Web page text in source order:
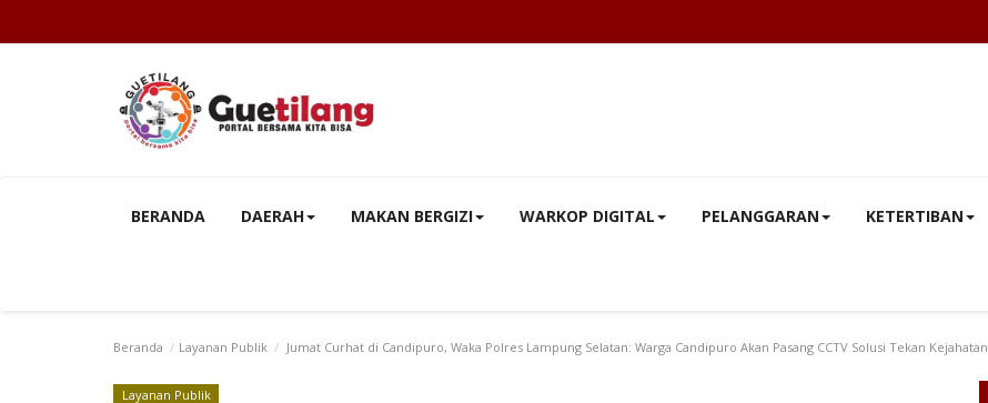
BERANDA DAERAH MAKAN BERGIZI WARKOP DIGITAL PELANGGARAN KETERTIBAN
Beranda Layanan Publik Jumat Curhat di Candipuro, Waka Polres Lampung Selatan: Warga Candipuro Akan Pasang CCTV Solusi Tekan Kejahatan
Layanan Publik